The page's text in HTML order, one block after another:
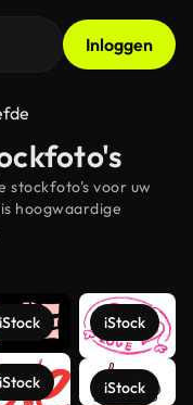
Inloggen
stockfoto's voor uw
hoogwaardige
iStock
iStock
iStock
iStock